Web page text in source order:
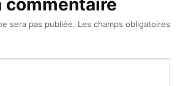
sera pas publiée. Les champs obligatoires